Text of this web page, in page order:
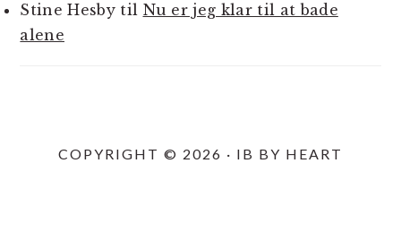
Stine Hesbytil Nu er jeg klar til at bade
alene
COPYRIGHT © 2026 · IB BY HEART